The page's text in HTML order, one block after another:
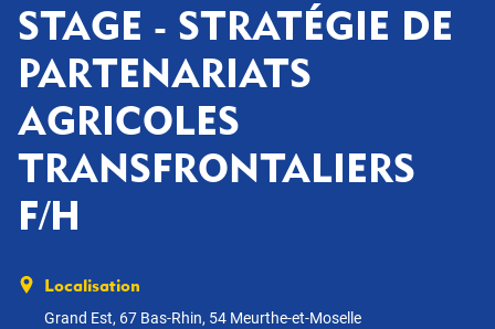
STAGE - STRATÉGIE DE
PARTENARIATS
AGRICOLES
TRANSFRONTALIERS
F/H
Localisation
Grand Est, 67 Bas-Rhin, 54 Meurthe-et-Moselle